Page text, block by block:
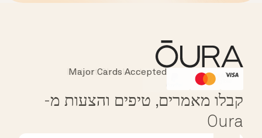
HSA/FSA Eligible
Affirm
Instant Checkout
Major Cards Accepted
קבלו מאמרים, טיפים והצעות מ-
Oura